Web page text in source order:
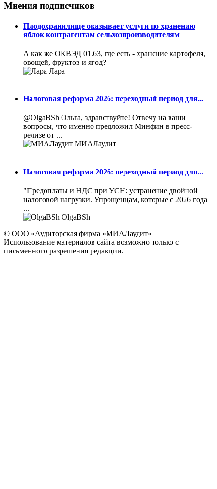
Мнения подписчиков
Плодохранилище оказывает услуги по хранению
яблок контрагентам сельхозпроизводителям
А как же ОКВЭД 01.63, где есть - хранение картофеля,
овощей, фруктов и ягод?
Лара
Налоговая реформа 2026: переходный период для...
@OlgaBSh Ольга, здравствуйте! Отвечу на ваши
вопросы, что именно предложил Минфин в пресс-
релизе от ...
МИАЛаудит
Налоговая реформа 2026: переходный период для...
"Предоплаты и НДС при УСН: устранение двойной
налоговой нагрузки. Упрощенцам, которые с 2026 года
...
OlgaBSh
© ООО «Аудиторская фирма «МИАЛаудит»
Использование материалов сайта возможно только с
письменного разрешения редакции.